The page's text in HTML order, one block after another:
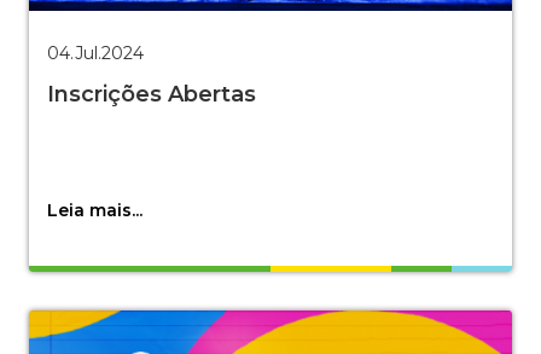
04.Jul.2024
Inscrições Abertas
Leia mais...